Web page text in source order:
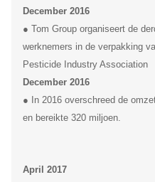
December 2016
● Tom Group organiseert de
werknemers in de verpakking
Pesticide Industry Association
December 2016
● In 2016 overschreed de
en bereikte 320 miljoen.
April 2017